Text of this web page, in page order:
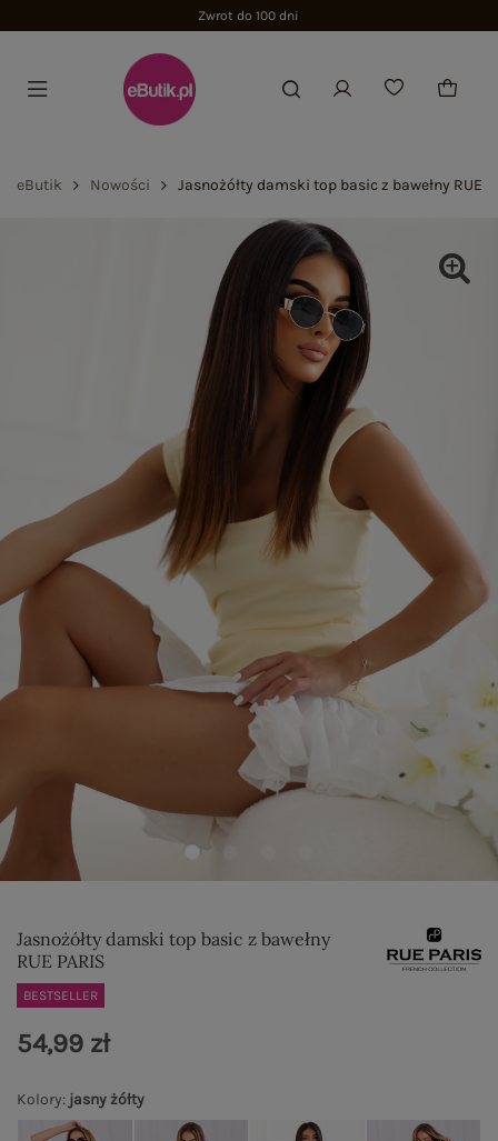
Zwrot do 100 dni
eButik Nowości Jasnożółty damski top basic z bawełny RUE
Jasnożółty damski top basic z bawełny
RUE PARIS
BESTSELLER
Kolory: jasny żółty
54,99 zł